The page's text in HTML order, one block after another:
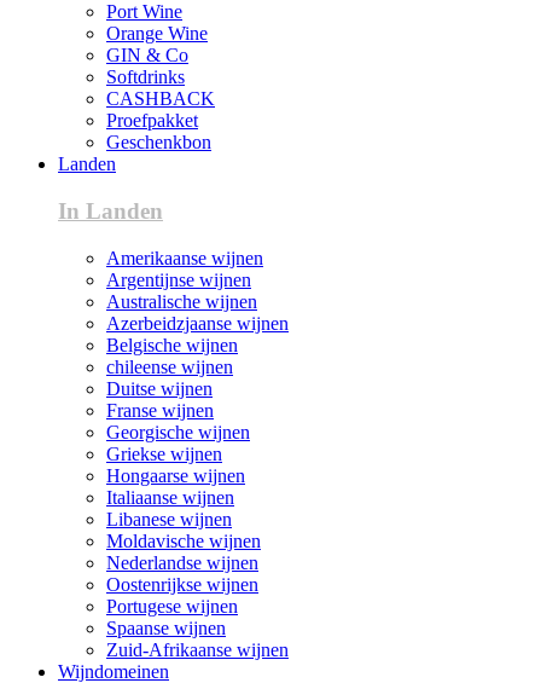
Port Wine
Orange Wine
GIN & Co
Softdrinks
CASHBACK
Proefpakket
Geschenkbon
Landen
In Landen
Amerikaanse wijnen
Argentijnse wijnen
Australische wijnen
Azerbeidzjaanse wijnen
Belgische wijnen
chileense wijnen
Duitse wijnen
Franse wijnen
Georgische wijnen
Griekse wijnen
Hongaarse wijnen
Italiaanse wijnen
Libanese wijnen
Moldavische wijnen
Nederlandse wijnen
Oostenrijkse wijnen
Portugese wijnen
Spaanse wijnen
Zuid-Afrikaanse wijnen
Wijndomeinen